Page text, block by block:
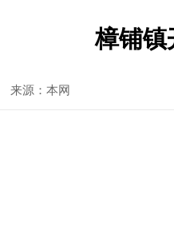
樟铺
来源：本网